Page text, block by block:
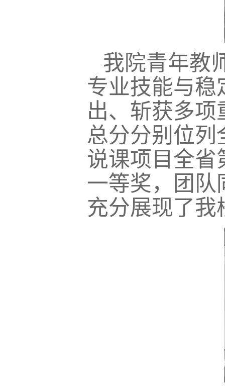
我院青年教
专业技能与稳
出、斩获多
总分分别位列
说课项目全省
一等奖，团队
充分展现了